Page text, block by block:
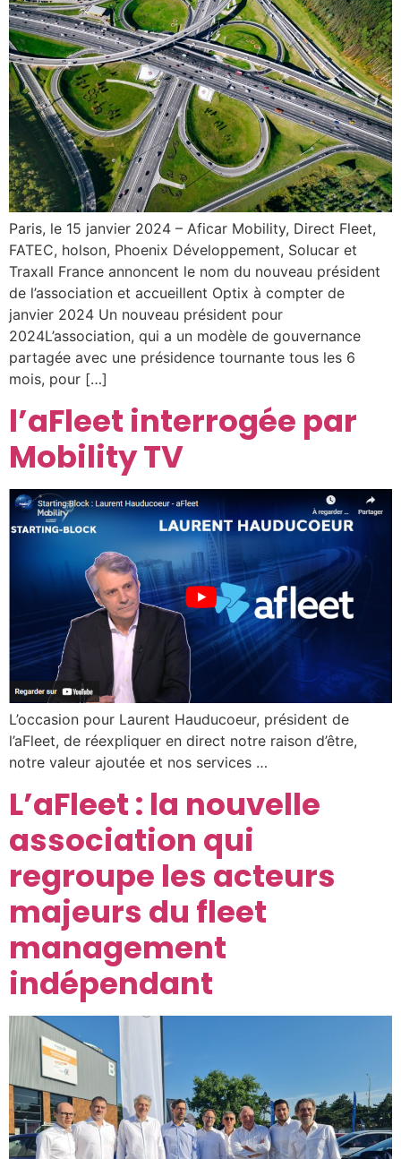
Paris, le 15 janvier 2024 – Aficar Mobility, Direct Fleet,
FATEC, holson, Phoenix Développement, Solucar et
Traxall France annoncent le nom du nouveau président
de l’association et accueillent Optix à compter de
janvier 2024 Un nouveau président pour
2024L’association, qui a un modèle de gouvernance
partagée avec une présidence tournante tous les 6
mois, pour […]
l’aFleet interrogée par
Mobility TV
L’occasion pour Laurent Hauducoeur, président de
l’aFleet, de réexpliquer en direct notre raison d’être,
notre valeur ajoutée et nos services …
L’aFleet : la nouvelle
association qui
regroupe les acteurs
majeurs du fleet
management
indépendant